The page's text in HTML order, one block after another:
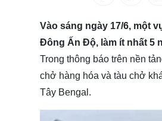
Vào sáng ngày 17/6, một
Đông Ấn Độ, làm ít nhất 5
Trong thông báo trên nền
chở hàng hóa và tàu chở
Tây Bengal.